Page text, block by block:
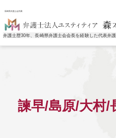
長崎県弁護士会所属
弁護士歴30年、長崎県弁護士会会長を経験した代表弁
諫早/島原/大村/